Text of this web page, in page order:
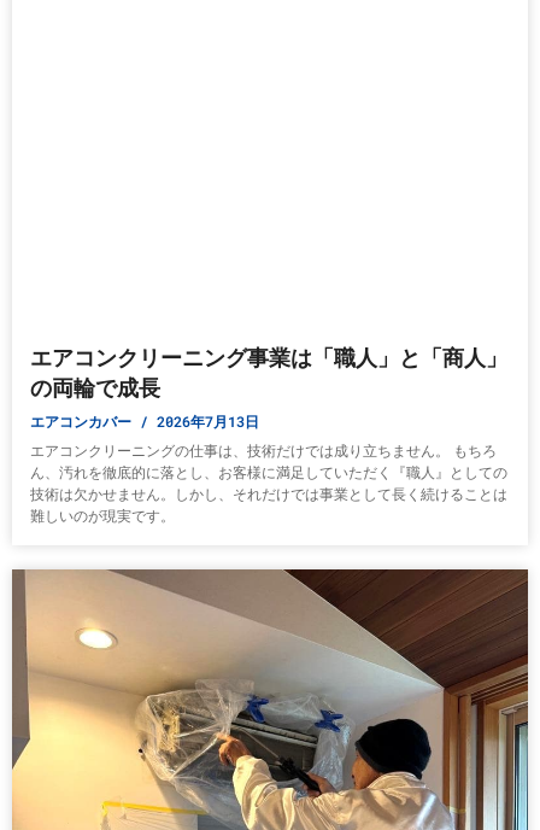
エアコンクリーニング事業は「職人」と「商人」
の両輪で成長
エアコンカバー 2026年7月13日
エアコンクリーニングの仕事は、技術だけでは成り立ちません。 もちろ
ん、汚れを徹底的に落とし、お客様に満足していただく『職人』としての
技術は欠かせません。しかし、それだけでは事業として長く続けることは
難しいのが現実です。